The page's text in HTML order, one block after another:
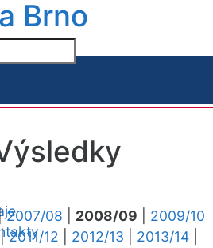
Brno
2007/08 2008/09
2009/10
2011/12 2012/13 2013/14